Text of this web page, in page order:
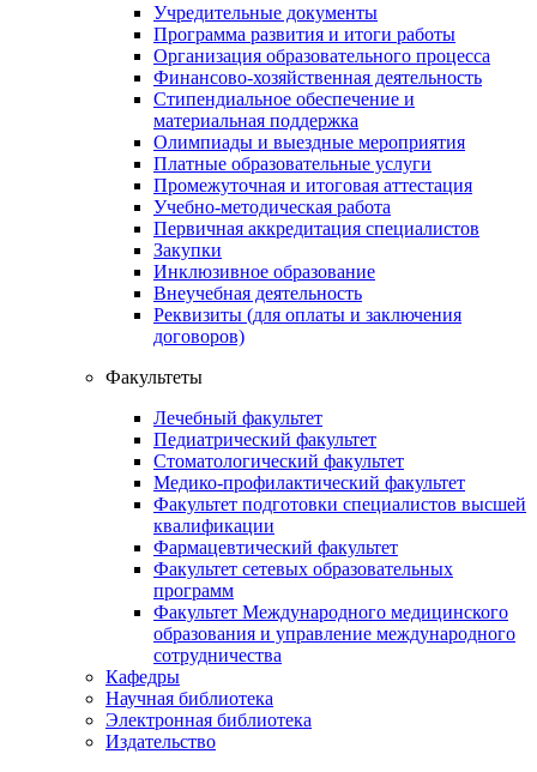
Учредительные документы
Программа развития и итоги работы
Организация образовательного процесса
Финансово-хозяйственная деятельность
Стипендиальное обеспечение и
материальная поддержка
Олимпиады и выездные мероприятия
Платные образовательные услуги
Промежуточная и итоговая аттестация
Учебно-методическая работа
Первичная аккредитация специалистов
Закупки
Инклюзивное образование
Внеучебная деятельность
Реквизиты (для оплаты и заключения
договоров)
Факультеты
Лечебный факультет
Педиатрический факультет
Стоматологический факультет
Медико-профилактический факультет
Факультет подготовки специалистов высшей
квалификации
Фармацевтический факультет
Факультет сетевых образовательных
программ
Факультет Международного медицинского
образования и управление международного
сотрудничества
Кафедры
Научная библиотека
Электронная библиотека
Издательство